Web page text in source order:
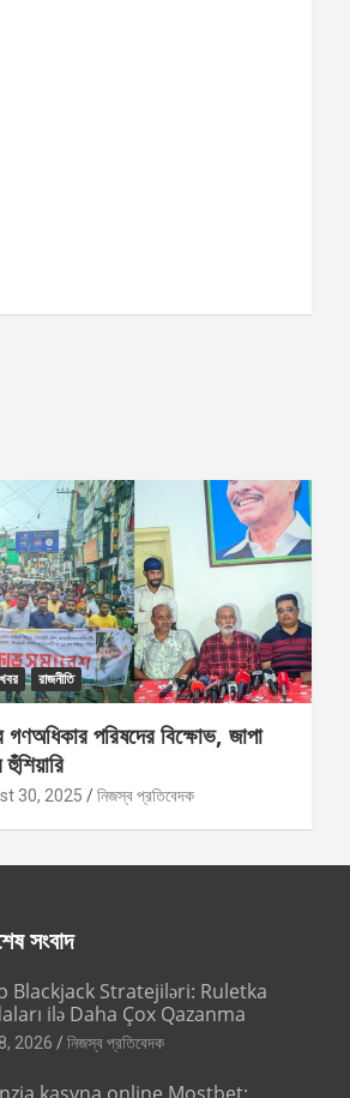
রাজনীতি
গণঅধিকার পরিষদের বিক্ষোভ, জাপা
30, 2025 নিজস্ব প্রতিবেদক
সংবাদ
Blackjack Stratejiləri: Ruletka
ilə Daha Çox Qazanma
2026 নিজস্ব প্রতিবেদক